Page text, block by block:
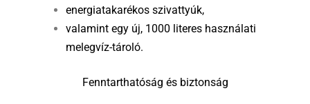
energiatakarékos szivattyúk,
valamint egy új, 1000 literes használati
melegvíz-tároló.
Fenntarthatóság és biztonság